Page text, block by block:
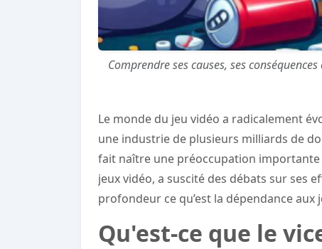
Comprendre ses causes, ses
Le monde du jeu vidéo a radicalement
une industrie de plusieurs milliards de
fait naître une préoccupation importante
jeux vidéo, a suscité des débats sur ses
profondeur ce qu’est la dépendance aux
Qu'est-ce que le